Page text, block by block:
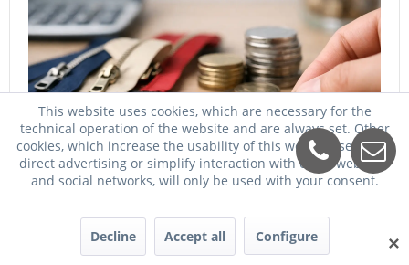
Zipper billiger kaufen - worauf es ankommt
vergleichen Sie Maschinen, Preise, Leistung, Service und
Einsatzbereich richtig.
23. Mai 2026 ✕
This website uses cookies, which are necessary for the
technical operation of the website and are always set. Other
cookies, which increase the usability of this website, serve for
direct advertising or simplify interaction with other websites
and social networks, will only be used with your consent.
Decline Accept all Configure